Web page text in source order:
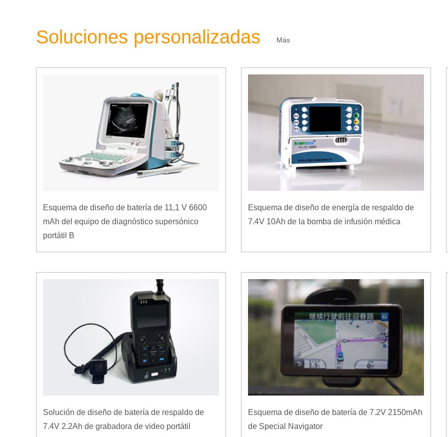
Soluciones personalizadas Más
Esquema de diseño de batería de 11,1 V 6600
mAh del equipo de diagnóstico supersónico
portátil B
Esquema de diseño de energía de respaldo de
7.4V 10Ah de la bomba de infusión médica
Solución de diseño de batería de respaldo de
7.4V 2.2Ah de grabadora de video portátil
Esquema de diseño de batería de 7.2V 2150mAh
de Special Navigator